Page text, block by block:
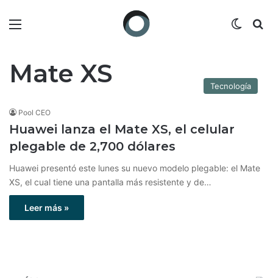
Mate XS Tecnología
Pool CEO
Huawei lanza el Mate XS, el celular
plegable de 2,700 dólares
Huawei presentó este lunes su nuevo modelo plegable: el Mate
XS, el cual tiene una pantalla más resistente y de…
Leer más »